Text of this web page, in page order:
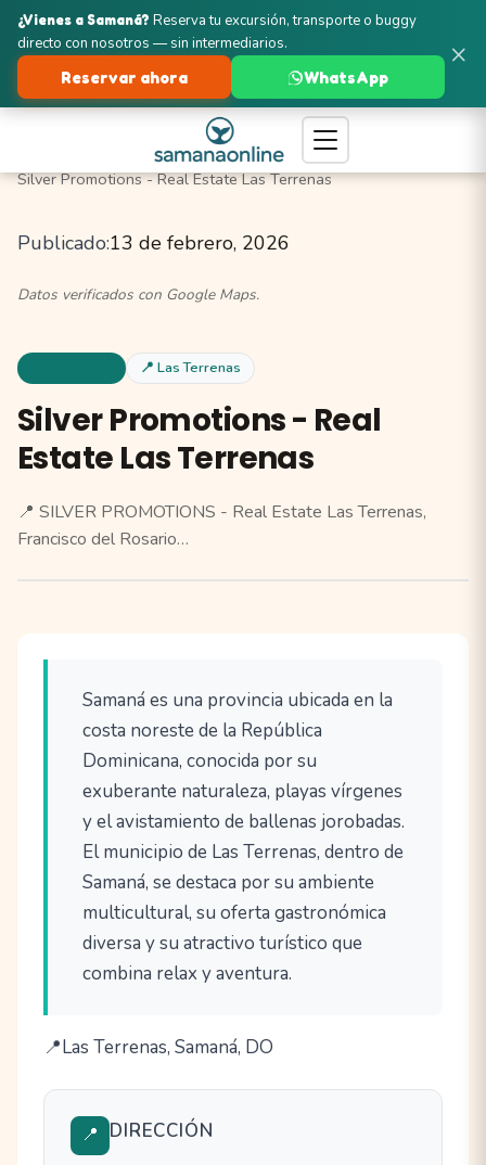
Turismo en Samaná Las Terrenas
Inmobiliarias
Silver Promotions - Real Estate Las Terrenas
Publicado:13 de febrero, 2026
Datos verificados con Google Maps.
📍 Las Terrenas
Silver Promotions - Real
Estate Las Terrenas
📍 SILVER PROMOTIONS - Real Estate Las Terrenas,
Francisco del Rosario…
Samaná es una provincia ubicada en la
costa noreste de la República
Dominicana, conocida por su
exuberante naturaleza, playas vírgenes
y el avistamiento de ballenas jorobadas.
El municipio de Las Terrenas, dentro de
Samaná, se destaca por su ambiente
multicultural, su oferta gastronómica
diversa y su atractivo turístico que
combina relax y aventura.
Las Terrenas, Samaná, DO
📍 DIRECCIÓN
×
¿Vienes a Samaná? Reserva tu excursión, transporte o buggy
directo con nosotros — sin intermediarios.
Reservar ahora WhatsApp